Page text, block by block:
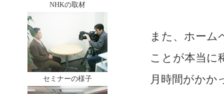
また、ホーム
ことが本当
月時間がかか
NHKの取材
セミナーの様子